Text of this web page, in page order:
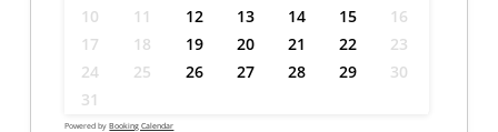
10
11 12 13 14 15
16
17
18 19 20 21 22
23
24
25 26 27 28 29
30
31
Powered byBooking Calendar